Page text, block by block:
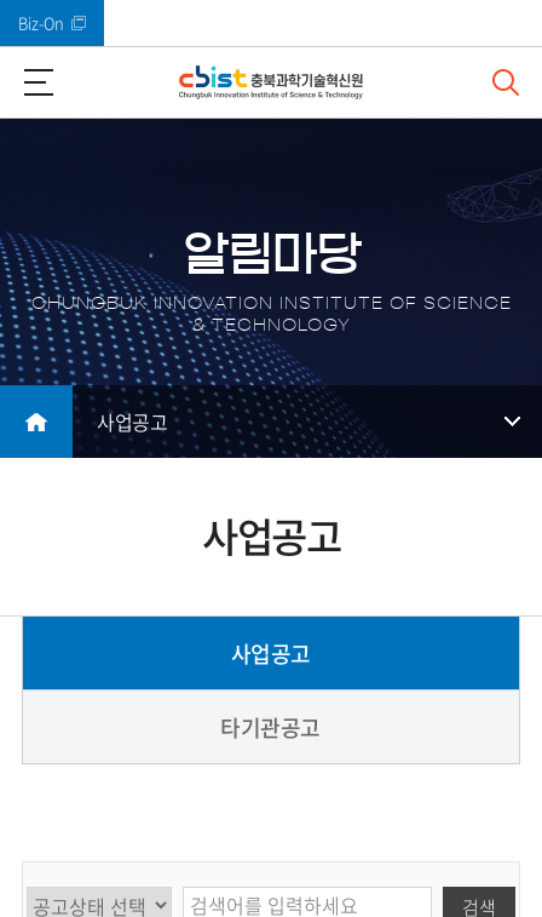
Biz-On
알림마당
CHUNGBUK INNOVATION INSTITUTE OF SCIENCE
& TECHNOLOGY
사업공고
사업공고
사업공고
타기관공고
검색